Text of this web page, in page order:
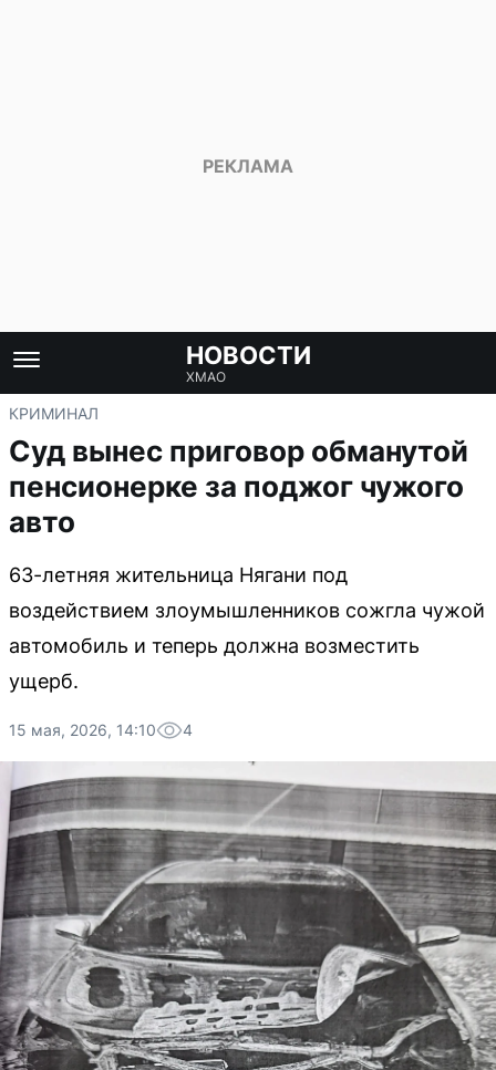
НОВОСТИ
ХМАО
КРИМИНАЛ
Суд вынес приговор обманутой
пенсионерке за поджог чужого
авто
63-летняя жительница Нягани под
воздействием злоумышленников сожгла чужой
автомобиль и теперь должна возместить
ущерб.
15 мая, 2026, 14:10 4